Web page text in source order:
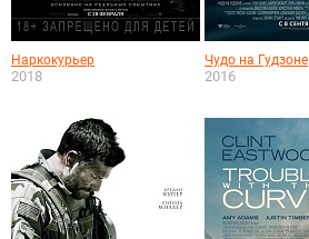
Наркокурьер
2018
Чудо на Гудзоне
2016